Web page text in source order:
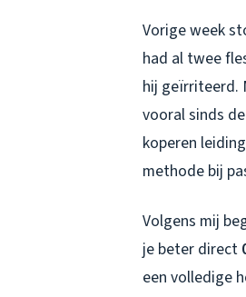
Vorige week
had al twee
hij geïrriteerd.
vooral sinds
koperen
methode bij
Volgens mij
je beter direct
een volledige